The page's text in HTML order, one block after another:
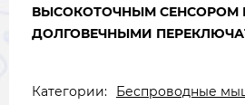
ВЫСОКОТОЧНЫМ СЕНСОРОМ
ДОЛГОВЕЧНЫМИ
Категории: Беспроводные